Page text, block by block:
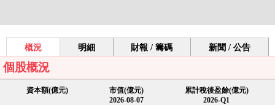
概況 明細 財報 / 籌碼 新聞 / 公告
個股概況
資本額(億元)
市值(億元)
2026-08-07
累計稅後盈餘(億元)
2026-Q1